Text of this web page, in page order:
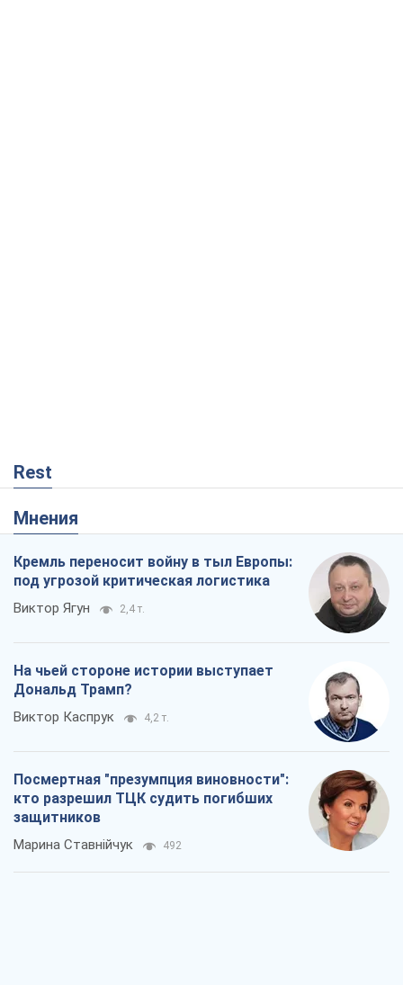
Rest
Мнения
Кремль переносит войну в тыл Европы:
под угрозой критическая логистика
Виктор Ягун 2,4 т.
На чьей стороне истории выступает
Дональд Трамп?
Виктор Каспрук 4,2 т.
Посмертная "презумпция виновности":
кто разрешил ТЦК судить погибших
защитников
Марина Ставнійчук 492